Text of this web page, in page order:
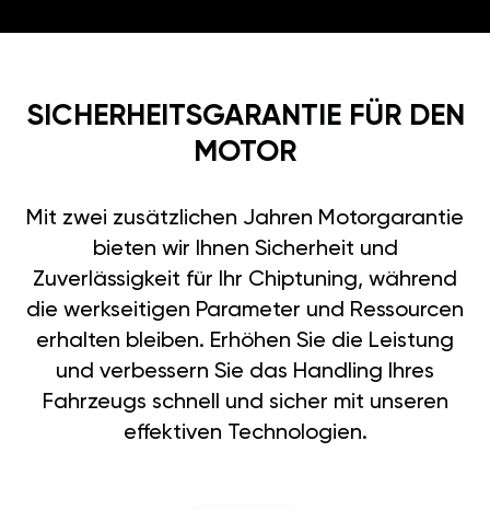
SICHERHEITSGARANTIE FÜR DEN
MOTOR
Mit zwei zusätzlichen Jahren Motorgarantie
bieten wir Ihnen Sicherheit und
Zuverlässigkeit für Ihr Chiptuning, während
die werkseitigen Parameter und Ressourcen
erhalten bleiben. Erhöhen Sie die Leistung
und verbessern Sie das Handling Ihres
Fahrzeugs schnell und sicher mit unseren
effektiven Technologien.